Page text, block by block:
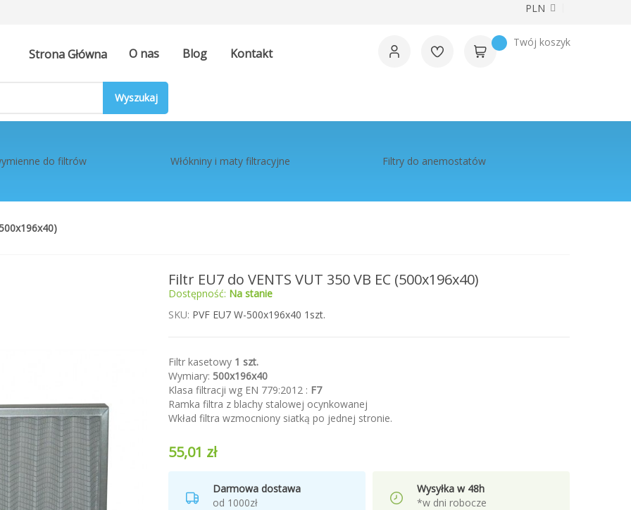
Waluta
PLN
Strona Główna O nas Blog Kontakt
Twój koszyk
do filtrów Włókniny i maty filtracyjne Filtry do anemostatów
Filtr EU7 do VENTS VUT 350 VB EC (500x196x40)
Dostępność: Na stanie
SKU PVF EU7 W-500x196x40 1szt.
Filtr kasetowy 1 szt.
Wymiary: 500x196x40
Klasa filtracji wg EN 779:2012 : F7
Ramka filtra z blachy stalowej ocynkowanej
Wkład filtra wzmocniony siatką po jednej stronie.
55,01 zł
Darmowa dostawa
od 1000zł
Wysyłka w 48h
*w dni robocze